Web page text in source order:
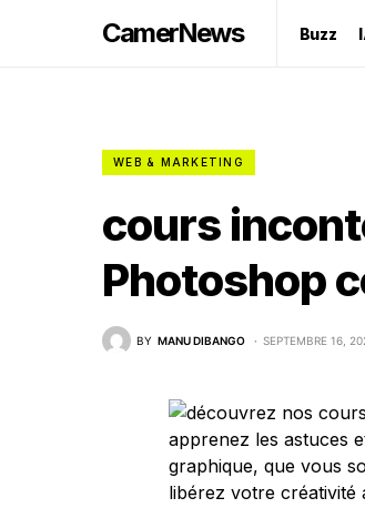
CamerNews Buzz
WEB & MARKETING
cours
Photoshop
BY MANU DIBANGO SEPTEMBRE 16,